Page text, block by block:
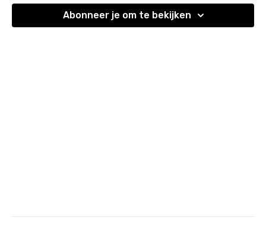
naar een hoger niveau.
Abonneer je om te bekijken